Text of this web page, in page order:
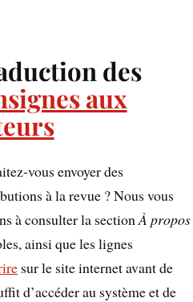
des
aux
vous envoyer des
à la revue ? Nous vous
à consulter la section À propos
ainsi que les lignes
sur le site internet avant de
d’accéder au système et de